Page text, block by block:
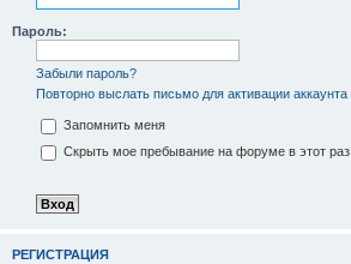
Пароль:
Забыли пароль?
Повторно выслать письмо для активации аккаунта
Запомнить меня
Скрыть мое пребывание на форуме в этот раз
РЕГИСТРАЦИЯ